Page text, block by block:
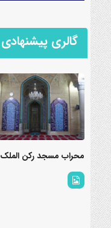
گالری پیشنهادی
محراب مسجد رکن الملک